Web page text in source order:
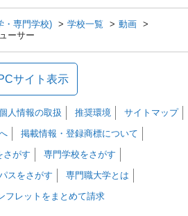
・専門学校) 学校一覧
動画
ーサー
サイト表示
人情報の取扱 推奨環境
サイトマップ
掲載情報・登録商標について
さがす
専門学校をさがす
スをさがす
専門職大学とは
フレットをまとめて請求